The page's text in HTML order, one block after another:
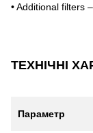
• Additional filters
ТЕХНІЧНІ
Параметр